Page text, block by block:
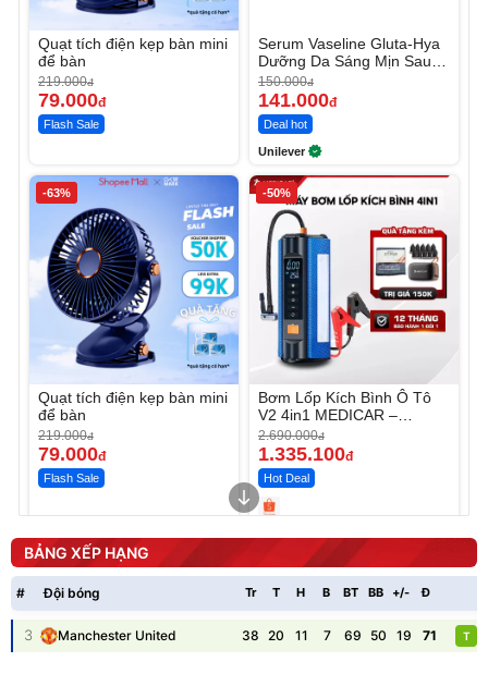
Quạt tích điện kẹp bàn mini
để bàn
219.000đ
79.000đ
Flash Sale
Serum Vaseline Gluta-Hya
Dưỡng Da Sáng Mịn Sau 7
Ngày
150.000đ
141.000đ
Deal hot
Unilever
-63%
Quạt tích điện kẹp bàn mini
để bàn
219.000đ
79.000đ
Flash Sale
-50%
Bơm Lốp Kích Bình Ô Tô
V2 4in1 MEDICAR –
12.000mAh
2.690.000đ
1.335.100đ
Hot Deal
Máy ép chậm trái cây
Elmich JEE 1855OL
3.000.000
2.143.650
Flash Sale
Máy rửa xe cầm tay xịt rửa
cao áp có tạo bọt tuyết
399.000
BẢNG XẾP HẠNG
# Đội bóng Tr T H B BT BB +/- Đ
3 Manchester United 38 20 11 7 69 50 19 71 T